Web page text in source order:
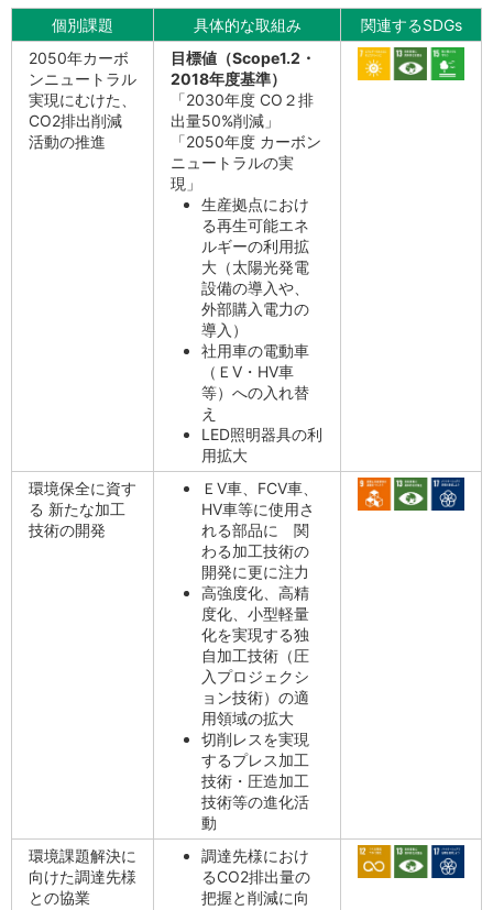
個別課題 具体的な取組み
関連するSDGs
2050年カーボ
ンニュートラル
実現にむけた、
CO2排出削減
活動の推進
目標値（Scope1.2・
2018年度基準）
「2030年度 CO２排
出量50%削減」
「2050年度 カーボン
ニュートラルの実
現」
生産拠点におけ
る再生可能エネ
ルギーの利用拡
大（太陽光発電
設備の導入や、
外部購入電力の
導入）
社用車の電動車
（ＥV・HV車
等）への入れ替
え
LED照明器具の利
用拡大
環境保全に資す
る 新たな加工
技術の開発
ＥV車、FCV車、
HV車等に使用さ
れる部品に 関
わる加工技術の
開発に更に注力
高強度化、高精
度化、小型軽量
化を実現する独
自加工技術（圧
入プロジェクシ
ョン技術）の適
用領域の拡大
切削レスを実現
するプレス加工
技術・圧造加工
技術等の進化活
動
環境課題解決に
向けた調達先様
との協業
調達先様におけ
るCO2排出量の
把握と削減に向